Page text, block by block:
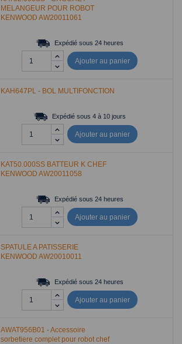
MELANGEUR POUR ROBOT
KENWOOD AW20011061
Expédié sous 24 heures
Ajouter au panier
KAH647PL - BOL MULTIFONCTION
Expédié sous 4 à 10 jours
Ajouter au panier
KAT50.000SS BATTEUR K CHEF
KENWOOD AW20011058
Expédié sous 24 heures
Ajouter au panier
SPATULE A PATISSERIE
KENWOOD AW20010011
Expédié sous 24 heures
Ajouter au panier
AWAT956B01 - Accessoire
sorbetiere complet pour robot chef